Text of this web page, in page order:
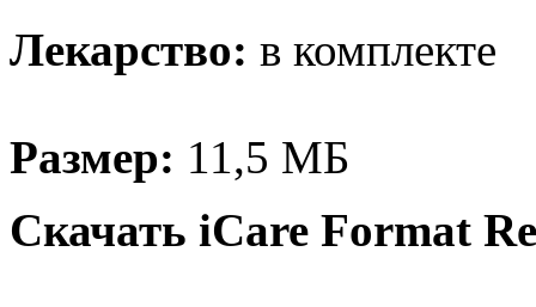
Лекарство: в комплекте
Размер: 11,5 МБ
Скачать iCare Format